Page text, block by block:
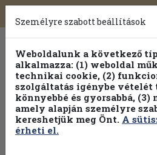
Toggle
navigation
Válogasson több mint
100%
Személyre szabott beállítások
Weboldalunk a következő
alkalmazza: (1) weboldal
technikai cookie, (2)
szolgáltatás igénybe vételét
könnyebbé és gyorsabbá,
amely alapján személyre
kereshetjük meg Önt. A
érheti el.